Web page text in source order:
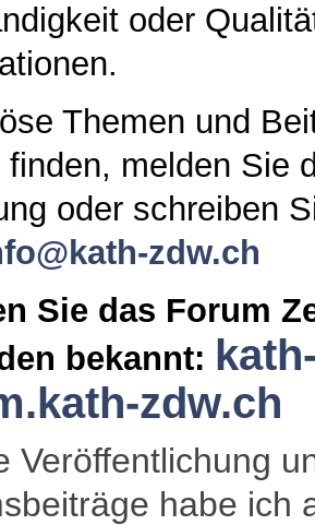
oder
Themen und
finden, melden Sie
oder schreiben
zdw.ch
Sie das Forum
bekannt:
zdw.ch
Veröffentlichung
habe ich